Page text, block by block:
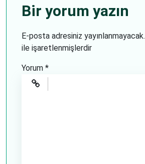
Bir yorum yazın
E-posta adresiniz yayınlanmayacak.
ile işaretlenmişlerdir
Yorum *